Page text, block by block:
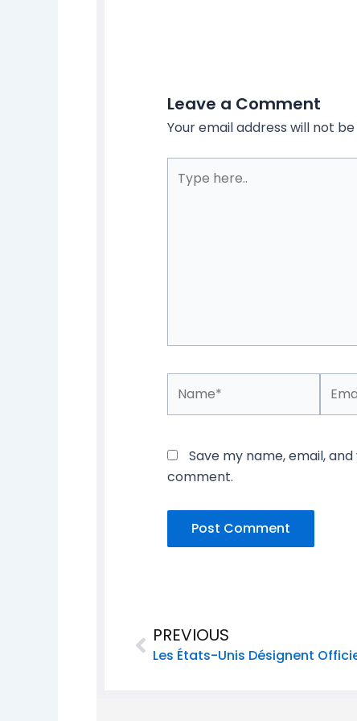
Leave a Comment
Your email address will not
here..
Save my name, email,
comment.
Prev
PREVIOUS